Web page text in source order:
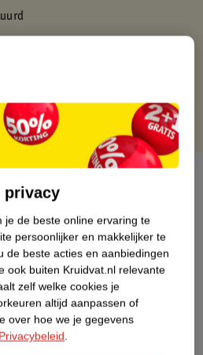
kaart
heeft (nog) geen Nature
Score.
privacy
je de beste online ervaring te
persoonlijker en makkelijker te
de beste acties en aanbiedingen
ook buiten Kruidvat.nl relevante
zelf welke cookies je
altijd aanpassen of
over hoe we je gegevens
Privacybeleid.